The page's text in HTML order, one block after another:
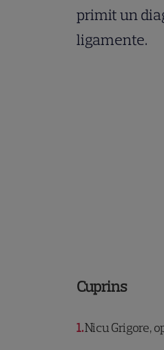
primit un
ligamente.
Cuprins
1Nicu Grigore,